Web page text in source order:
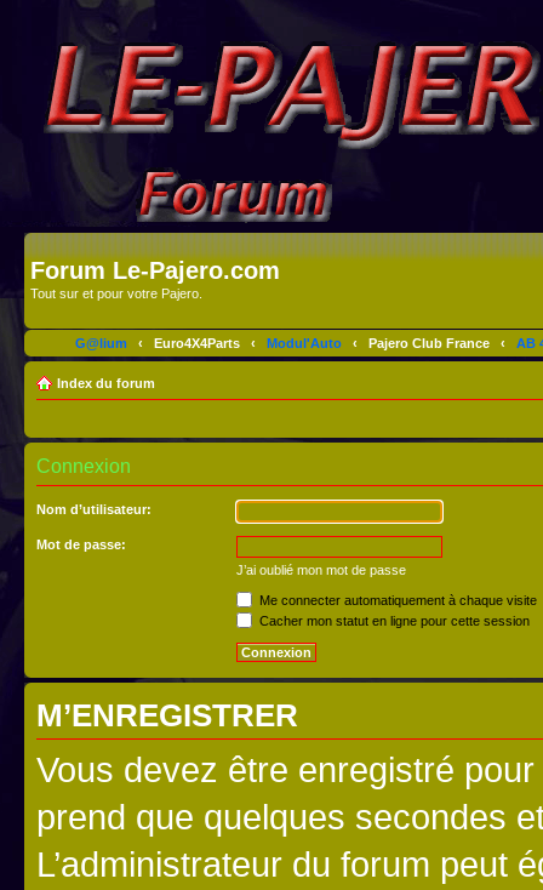
Forum Le-Pajero.com
Tout sur et pour votre Pajero.
G@lium ‹ Euro4X4Parts ‹ Modul'Auto ‹ Pajero Club France ‹ AB
Index du forum
Connexion
Nom d’utilisateur:
Mot de passe:
J’ai oublié mon mot de passe
Me connecter automatiquement à chaque visite
Cacher mon statut en ligne pour cette session
M’ENREGISTRER
Vous devez être enregistré
prend que quelques secondes
L’administrateur du forum peut